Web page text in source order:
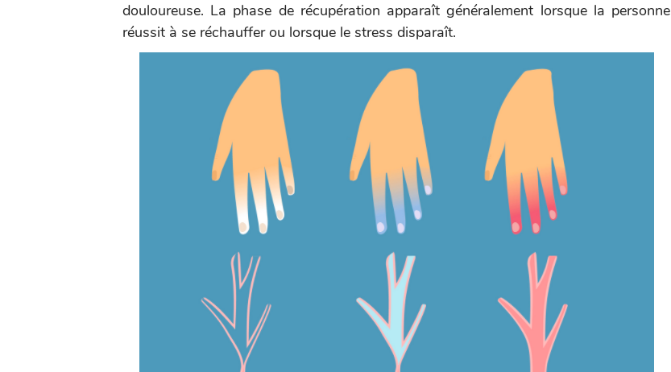
douloureuse. La phase de récupération apparaît généralement lorsque la personne
réussit à se réchauffer ou lorsque le stress disparaît.